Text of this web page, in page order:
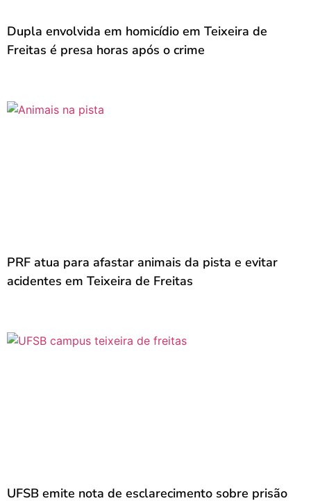
Dupla envolvida em homicídio em Teixeira de
Freitas é presa horas após o crime
PRF atua para afastar animais da pista e evitar
acidentes em Teixeira de Freitas
UFSB emite nota de esclarecimento sobre prisão